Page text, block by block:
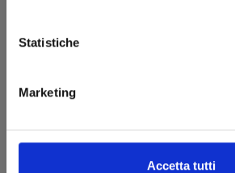
Statistiche
Marketing
Accetta tutti